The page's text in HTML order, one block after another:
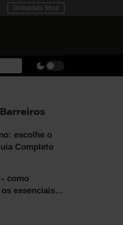
Globaldata Shop
escolhe o
Completo
como
essenciais
streamer